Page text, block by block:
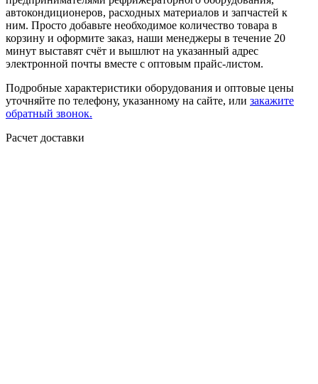
автокондиционеров, расходных материалов и запчастей к
ним. Просто добавьте необходимое количество товара в
корзину и оформите заказ, наши менеджеры в течение 20
минут выставят счёт и вышлют на указанный адрес
электронной почты вместе с оптовым прайс-листом.
Подробные характеристики оборудования и оптовые цены
уточняйте по телефону, указанному на сайте, или закажите
обратный звонок.
Расчет доставки